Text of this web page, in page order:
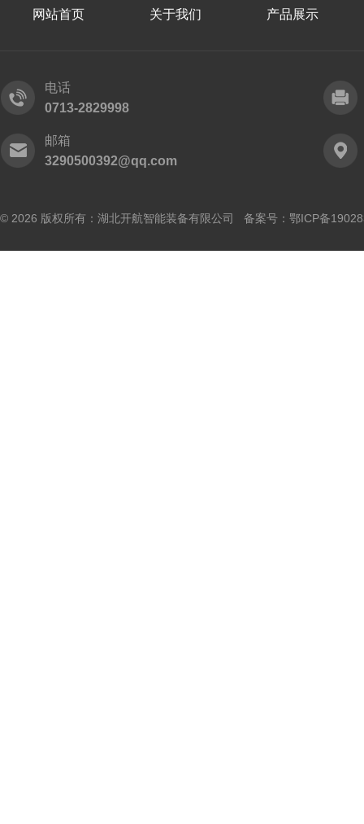
网站首页 关于我们 产品展示
电话
0713-2829998
邮箱
3290500392@qq.com
© 2026 版权所有：湖北开航智能装备有限公司 备案号： 鄂ICP备